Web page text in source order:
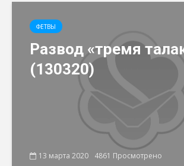
ФЕТВЫ
Развод «тремя
(130320)
13 марта 2020 4861 Просмотрено